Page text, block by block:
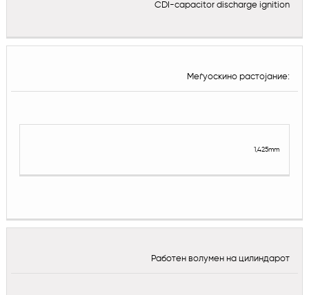
CDI-capacitor discharge ignition
Меѓуоскино растојание:
1,425mm
Работен волумен на цилиндарот